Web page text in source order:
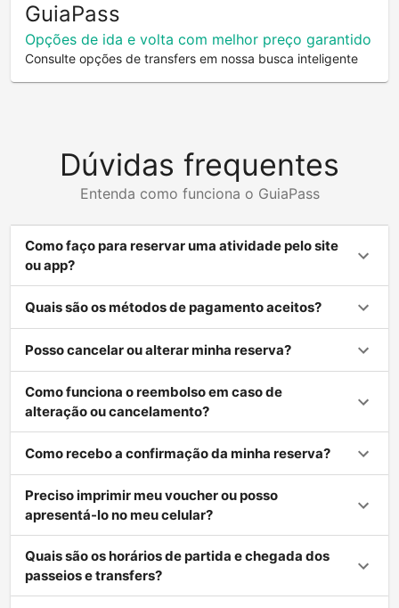
GuiaPass
Opções de ida e volta com melhor preço garantido
Consulte opções de transfers em nossa busca inteligente
Dúvidas frequentes
Entenda como funciona o GuiaPass
Como faço para reservar uma atividade pelo site
ou app?
Quais são os métodos de pagamento aceitos?
Posso cancelar ou alterar minha reserva?
Como funciona o reembolso em caso de
alteração ou cancelamento?
Como recebo a confirmação da minha reserva?
Preciso imprimir meu voucher ou posso
apresentá-lo no meu celular?
Quais são os horários de partida e chegada dos
passeios e transfers?